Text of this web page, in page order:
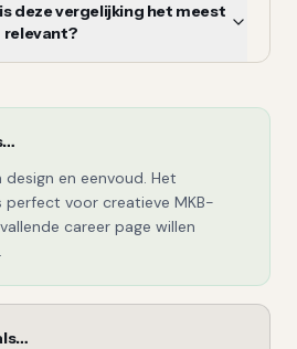
deze vergelijking het meest
relevant?
en eenvoud. Het
perfect voor creatieve MKB-
career page willen